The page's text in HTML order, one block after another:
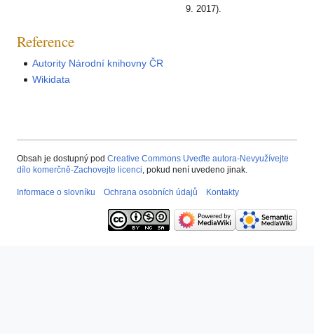
9. 2017).
Reference
Autority Národní knihovny ČR
Wikidata
Obsah je dostupný pod Creative Commons Uveďte autora-Nevyužívejte
dílo komerčně-Zachovejte licenci, pokud není uvedeno jinak.
Informace o slovníku Ochrana osobních údajů Kontakty